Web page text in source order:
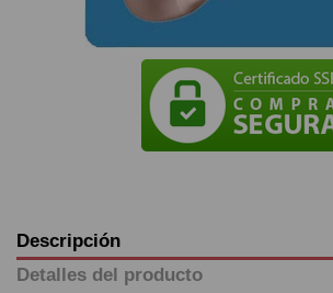
Descripción
Detalles del producto